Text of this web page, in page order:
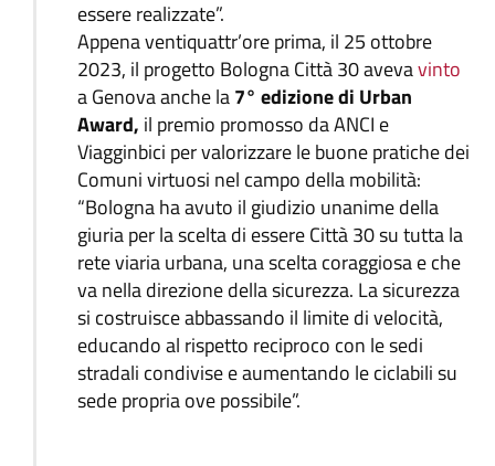
essere realizzate”.
Appena ventiquattr’ore prima, il 25 ottobre
2023, il progetto Bologna Città 30 avevavinto
a Genova anche la7° edizione di Urban
Award, il premio promosso da ANCI e
Viagginbici per valorizzare le buone pratiche dei
Comuni virtuosi nel campo della mobilità:
“Bologna ha avuto il giudizio unanime della
giuria per la scelta di essere Città 30 su tutta la
rete viaria urbana, una scelta coraggiosa e che
va nella direzione della sicurezza. La sicurezza
si costruisce abbassando il limite di velocità,
educando al rispetto reciproco con le sedi
stradali condivise e aumentando le ciclabili su
sede propria ove possibile”.